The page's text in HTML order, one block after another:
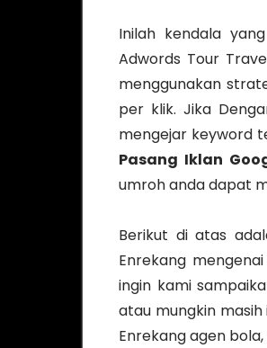
Inilah kendala
Adwords Tour
menggunakan
per klik. Jika
mengejar keyword
Pasang Iklan
umroh anda dapat
Berikut di atas
Enrekang
ingin kami
atau mungkin
Enrekang agen